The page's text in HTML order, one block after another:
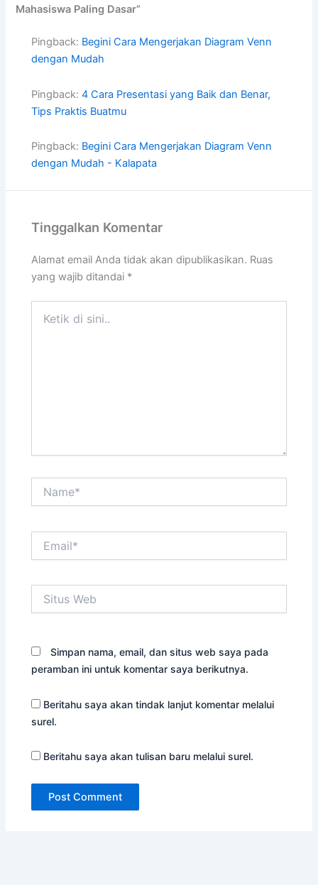
Mahasiswa Paling Dasar”
Pingback: Begini Cara Mengerjakan Diagram Venn
dengan Mudah
Pingback:4 Cara Presentasi yang Baik dan Benar,
Tips Praktis Buatmu
Pingback: Begini Cara Mengerjakan Diagram Venn
dengan Mudah - Kalapata
Tinggalkan Komentar
Alamat email Anda tidak akan dipublikasikan. Ruas
yang wajib ditandai *
Web
Simpan nama, email, dan situs web saya pada
peramban ini untuk komentar saya berikutnya.
Beritahu saya akan tindak lanjut komentar melalui
surel.
Beritahu saya akan tulisan baru melalui surel.